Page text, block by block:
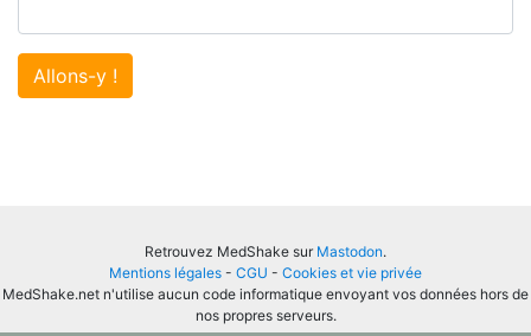
Allons-y !
Retrouvez MedShake sur Mastodon.
Mentions légales - CGU - Cookies et vie privée
MedShake.net n'utilise aucun code informatique envoyant vos données hors de
nos propres serveurs.